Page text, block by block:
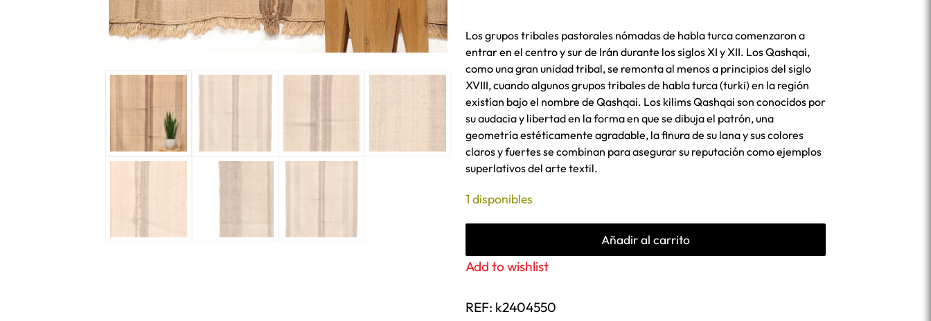
Los grupos tribales pastorales nómadas de habla turca comenzaron a
entrar en el centro y sur de Irán durante los siglos XI y XII. Los Qashqai,
como una gran unidad tribal, se remonta al menos a principios del siglo
XVIII, cuando algunos grupos tribales de habla turca (turki) en la región
existían bajo el nombre de Qashqai. Los kilims Qashqai son conocidos por
su audacia y libertad en la forma en que se dibuja el patrón, una
geometría estéticamente agradable, la finura de su lana y sus colores
claros y fuertes se combinan para asegurar su reputación como ejemplos
superlativos del arte textil.
1 disponibles
Añadir al carrito
Add to wishlist
REF: k2404550